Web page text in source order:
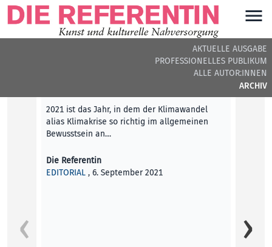
AKTUELLE AUSGABE
PROFESSIONELLES PUBLIKUM
ALLE AUTOR:INNEN
ARCHIV
DIE REFERENTIN #25 - BEITRÄGE DER AUSGABE
2021 ist das Jahr, in dem der Klimawandel
alias Klimakrise so richtig im allgemeinen
Bewusstsein an…
Die Referentin
EDITORIAL , 6. September 2021